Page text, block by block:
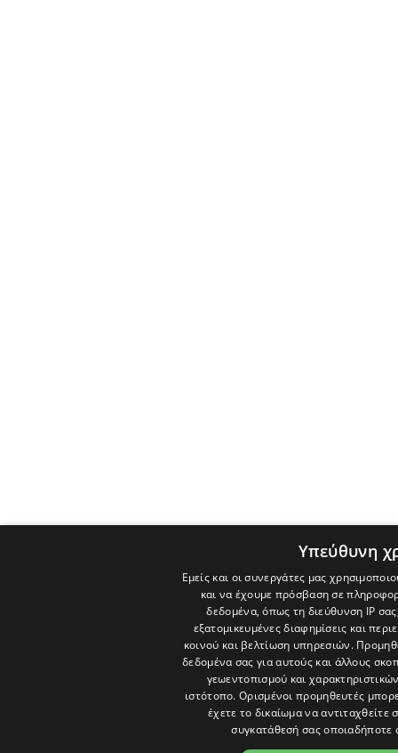
Υπεύθυνη
Εμείς και οι συνεργάτες μας
και να έχουμε πρόσβαση σε
δεδομένα, όπως τη διεύθυνση IP
εξατομικευμένες διαφημίσεις και
κοινού και βελτίωση υπηρεσιών.
δεδομένα σας για αυτούς και άλλους
γεωεντοπισμού και
ιστότοπο. Ορισμένοι προμηθευτές
έχετε το δικαίωμα να αντιταχθείτε
συγκατάθεσή σας οποιαδήποτε